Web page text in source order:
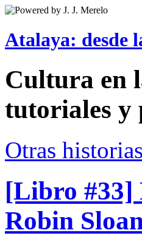
Atalaya: desde
Cultura en
tutoriales y
Otras
[Libro #33]
Robin